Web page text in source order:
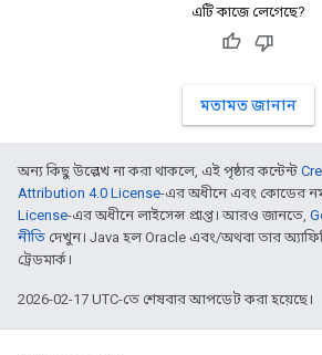
এটি কাজে লেগেছে?
মতামত জানান
অন্য কিছু উল্লেখ না করা থাকলে, এই পৃষ্ঠার কন্টেন্ট
Attribution 4.0 License-এর অধীনে এবং কোডের
License-এর অধীনে লাইসেন্স প্রাপ্ত। আরও জানতে,
নীতি দেখুন। Java হল Oracle এবং/অথবা তার
ট্রেডমার্ক।
2026-02-17 UTC-তে শেষবার আপডেট করা হয়েছে।